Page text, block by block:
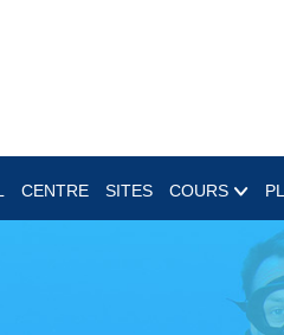
CENTRE SITES COURS